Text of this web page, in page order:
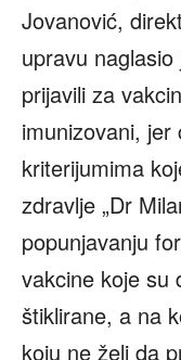
Jovanović,
upravu
prijavili za
imunizovani,
kriterijumima
zdravlje „Dr
popunjavanju
vakcine koje su
štiklirane, a na
koju ne želi da